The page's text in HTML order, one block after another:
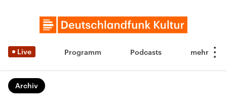
Live Programm Podcasts
Archiv